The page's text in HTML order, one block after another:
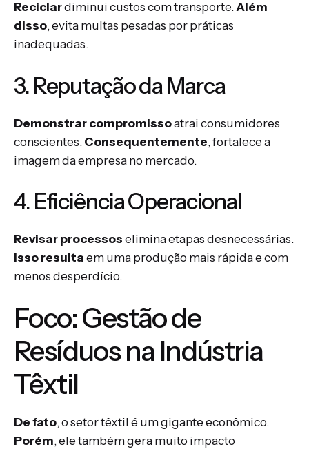
Reciclardiminui custos com transporte.Além
disso, evita multas pesadas por práticas
inadequadas.
3. Reputação da Marca
Demonstrar compromissoatrai consumidores
conscientes. Consequentemente, fortalece a
imagem da empresa no mercado.
4. Eficiência Operacional
Revisar processoselimina etapas desnecessárias.
Isso resultaem uma produção mais rápida e com
menos desperdício.
Foco: Gestão de
Resíduos na Indústria
Têxtil
De fato, o setor têxtil é um gigante econômico.
Porém, ele também gera muito impacto